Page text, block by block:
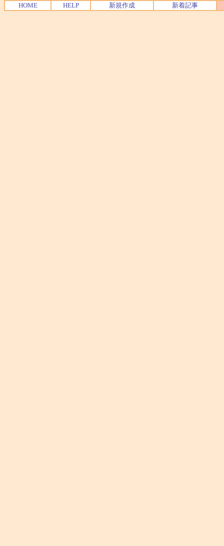
HOME HELP 新規作成 新着記事